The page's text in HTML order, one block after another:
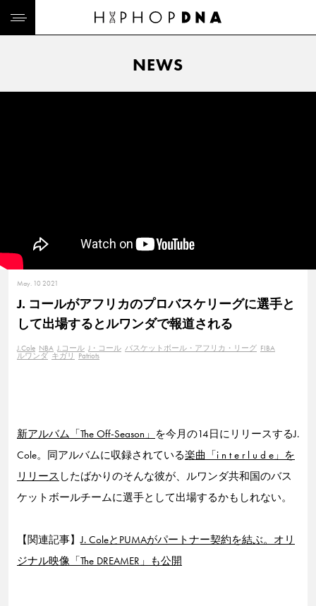
NEWS
May. 10 2021
J. コールがアフリカのプロバスケリーグに選手と
して出場するとルワンダで報道される
J.Cole NBA J.コール J・コール バスケットボール・アフリカ・リーグ FIBA
ルワンダ キガリ Patriots
新アルバム「The Off-Season」 を今月の14日にリリースするJ.
Cole。同アルバムに収録されている楽曲「i n t e r l u d e」を
リリース したばかりのそんな彼が、ルワンダ共和国のバス
ケットボールチームに選手として出場するかもしれない。
【関連記事】J. ColeとPUMAがパートナー契約を結ぶ。オリ
ジナル映像「The DREAMER」も公開